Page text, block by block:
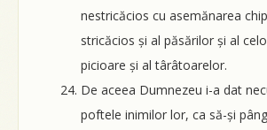
nestricăcios cu asemănarea
stricăcios și al păsărilor și al
picioare și al târâtoarelor.
De aceea Dumnezeu i-a dat
poftele inimilor lor, ca să-și